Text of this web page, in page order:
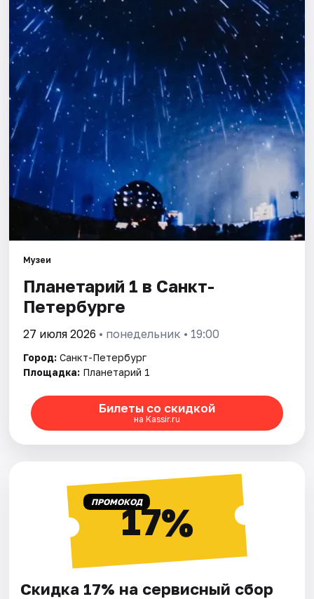
Города
Площадки
Артисты
Рейтинги
Музеи
Планетарий 1 в Санкт-
Петербурге
27 июля 2026 • понедельник • 19:00
Город: Санкт-Петербург
Площадка: Планетарий 1
Билеты со скидкой
на Kassir.ru
ПРОМОКОД17%
Скидка 17% на сервисный сбор